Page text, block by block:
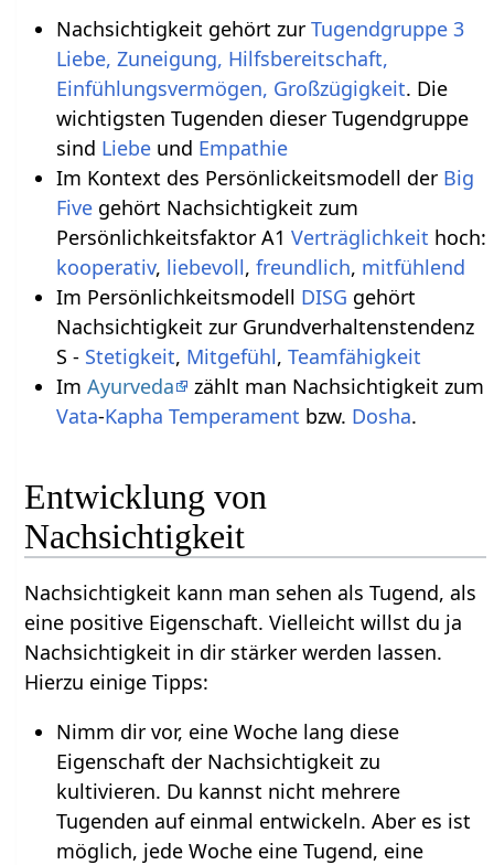
Nachsichtigkeit gehört zur Tugendgruppe 3
Liebe, Zuneigung, Hilfsbereitschaft,
Einfühlungsvermögen, Großzügigkeit. Die
wichtigsten Tugenden dieser Tugendgruppe
sind Liebeund Empathie
Im Kontext des Persönlickeitsmodell der Big
Fivegehört Nachsichtigkeit zum
Persönlichkeitsfaktor A1 Verträglichkeit hoch:
kooperativ, liebevoll, freundlich, mitfühlend
Im Persönlichkeitsmodell DISG gehört
Nachsichtigkeit zur Grundverhaltenstendenz
S - Stetigkeit, Mitgefühl, Teamfähigkeit
Im Ayurveda
zählt man Nachsichtigkeit zum
Vata-Kapha Temperament bzw. Dosha.
Entwicklung von
Nachsichtigkeit
Nachsichtigkeit kann man sehen als Tugend, als
eine positive Eigenschaft. Vielleicht willst du ja
Nachsichtigkeit in dir stärker werden lassen.
Hierzu einige Tipps:
Nimm dir vor, eine Woche lang diese
Eigenschaft der Nachsichtigkeit zu
kultivieren. Du kannst nicht mehrere
Tugenden auf einmal entwickeln. Aber es ist
möglich, jede Woche eine Tugend, eine